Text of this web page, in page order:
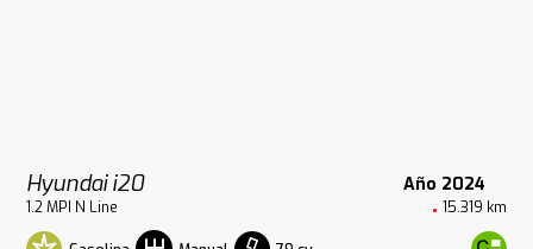
Hyundai i20 Año 2024
1.2 MPI N Line 15.319 km